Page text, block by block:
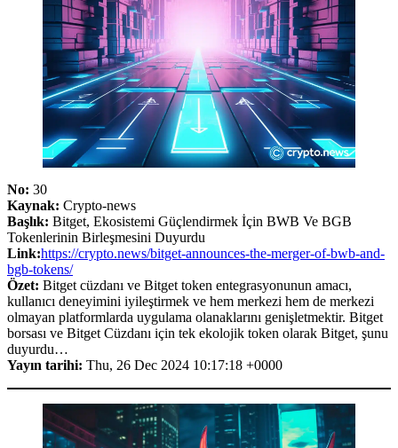
No: 30
Kaynak: Crypto-news
Başlık: Bitget, Ekosistemi Güçlendirmek İçin BWB Ve BGB
Tokenlerinin Birleşmesini Duyurdu
Link:https://crypto.news/bitget-announces-the-merger-of-bwb-and-
bgb-tokens/
Özet: Bitget cüzdanı ve Bitget token entegrasyonunun amacı,
kullanıcı deneyimini iyileştirmek ve hem merkezi hem de merkezi
olmayan platformlarda uygulama olanaklarını genişletmektir. Bitget
borsası ve Bitget Cüzdanı için tek ekolojik token olarak Bitget, şunu
duyurdu…
Yayın tarihi: Thu, 26 Dec 2024 10:17:18 +0000